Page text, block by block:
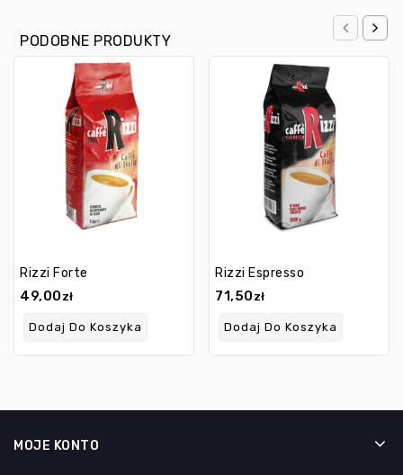
PODOBNE PRODUKTY
Rizzi Forte
49,00 zł
Dodaj Do Koszyka
Rizzi Espresso
71,50 zł
Dodaj Do Koszyka
MOJE KONTO